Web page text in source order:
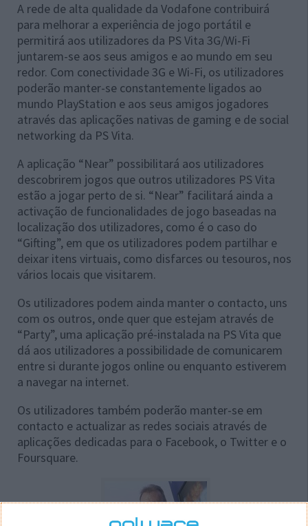
A rede de alta qualidade da Vodafone contribuirá
para melhorar a experiência de jogo portátil e
permitirá aos utilizadores da PS Vita 3G/Wi-Fi
juntarem-se aos seus amigos e ao mundo em seu
redor. Com conectividade 3G e Wi-Fi, os utilizadores
poderão manter-se constantemente ligados ao
mundo PlayStation e aos seus amigos jogadores
através das aplicações nativas de gaming e de social
networking da PS Vita.
A aplicação “Near” possibilitará aos utilizadores
descobrirem jogos que outros utilizadores PS Vita
estão a jogar perto de si. “Near” facilitará ainda a
activação de funcionalidades de jogo baseadas na
localização dos utilizadores, como é o caso do
“Gifting”, em que os utilizadores podem partilhar e
deixar itens virtuais, como disfarces ou tesouros, nos
vários locais que visitarem.
Os utilizadores podem ainda manter o contacto, uns
com os outros, onde quer que estejam através de
“Party”, uma aplicação pré-instalada na PS Vita que
dá aos utilizadores a possibilidade de comunicarem
entre si durante jogos online ou enquanto estiverem
a navegar na internet.
Os utilizadores também poderão manter-se em
contacto e actualizar as redes sociais através de
aplicações dedicadas para o Facebook, o Twitter e o
Foursquare.